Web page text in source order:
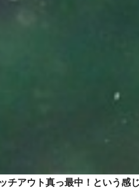
チアウト真っ最中！という感